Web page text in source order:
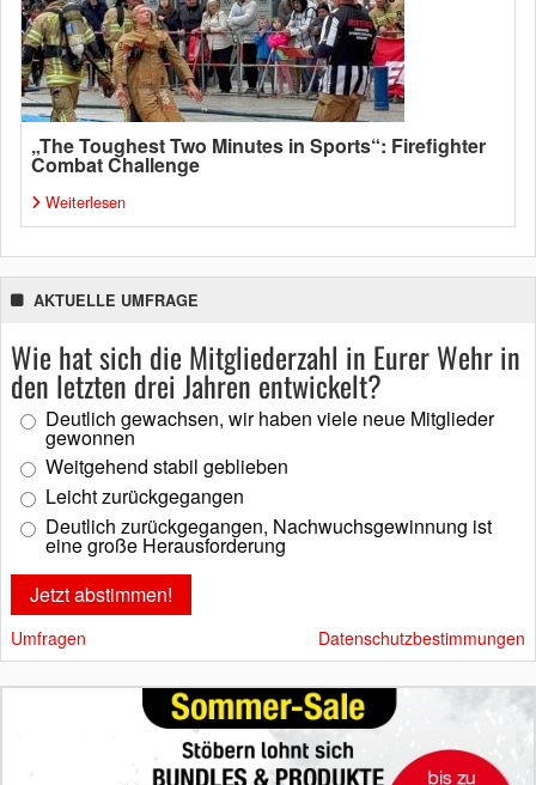
„The Toughest Two Minutes in Sports“: Firefighter
Combat Challenge
Weiterlesen
AKTUELLE UMFRAGE
Wie hat sich die Mitgliederzahl in Eurer Wehr in
den letzten drei Jahren entwickelt?
Deutlich gewachsen, wir haben viele neue Mitglieder
gewonnen
Weitgehend stabil geblieben
Leicht zurückgegangen
Deutlich zurückgegangen, Nachwuchsgewinnung ist
eine große Herausforderung
Umfragen Datenschutzbestimmungen